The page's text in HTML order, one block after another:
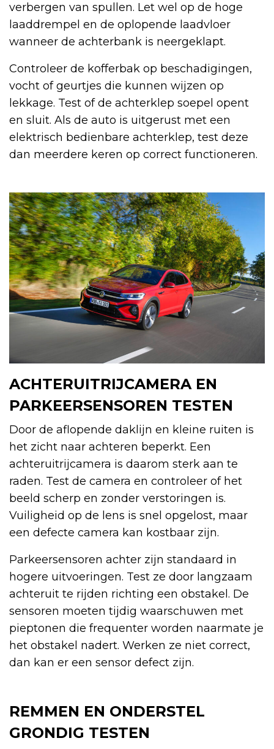
verbergen van spullen. Let wel op de hoge
laaddrempel en de oplopende laadvloer
wanneer de achterbank is neergeklapt.
Controleer de kofferbak op beschadigingen,
vocht of geurtjes die kunnen wijzen op
lekkage. Test of de achterklep soepel opent
en sluit. Als de auto is uitgerust met een
elektrisch bedienbare achterklep, test deze
dan meerdere keren op correct functioneren.
ACHTERUITRIJCAMERA EN
PARKEERSENSOREN TESTEN
Door de aflopende daklijn en kleine ruiten is
het zicht naar achteren beperkt. Een
achteruitrijcamera is daarom sterk aan te
raden. Test de camera en controleer of het
beeld scherp en zonder verstoringen is.
Vuiligheid op de lens is snel opgelost, maar
een defecte camera kan kostbaar zijn.
Parkeersensoren achter zijn standaard in
hogere uitvoeringen. Test ze door langzaam
achteruit te rijden richting een obstakel. De
sensoren moeten tijdig waarschuwen met
pieptonen die frequenter worden naarmate je
het obstakel nadert. Werken ze niet correct,
dan kan er een sensor defect zijn.
REMMEN EN ONDERSTEL
GRONDIG TESTEN